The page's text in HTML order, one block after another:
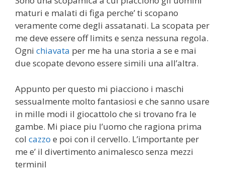
maturi e malati di figa perche’ ti scopano
veramente come degli assatanati. La scopata per
me deve essere off limits e senza nessuna regola.
Ogni chiavata per me ha una storia a se e mai
due scopate devono essere simili una all’altra.
Appunto per questo mi piacciono i maschi
sessualmente molto fantasiosi e che sanno usare
in mille modi il giocattolo che si trovano fra le
gambe. Mi piace piu l’uomo che ragiona prima
col cazzo e poi con il cervello. L’importante per
me e’ il divertimento animalesco senza mezzi
terminil